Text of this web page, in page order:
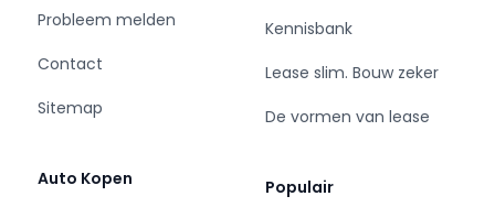
Probleem melden
Contact
Sitemap
Auto Kopen
Kennisbank
Lease slim. Bouw zeker
De vormen van lease
Populair